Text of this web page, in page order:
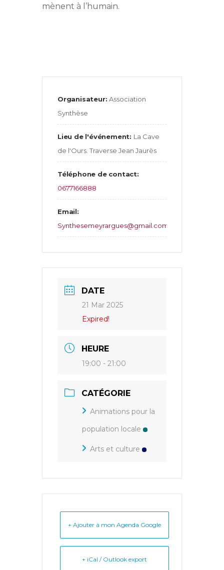
mènent à l’humain.
Organisateur:Association
Synthèse
Lieu de l'événement: La Cave
de l'Ours. Traverse Jean Jaurès
Téléphone de contact:
0677166888
Email:
Synthesemeyrargues@gmail.com
DATE
21 Mar 2025
Expired!
HEURE
19:00 - 21:00
CATÉGORIE
Animations pour la
population locale
Arts et culture
+ Ajouter à mon Agenda Google
+ iCal / Outlook export